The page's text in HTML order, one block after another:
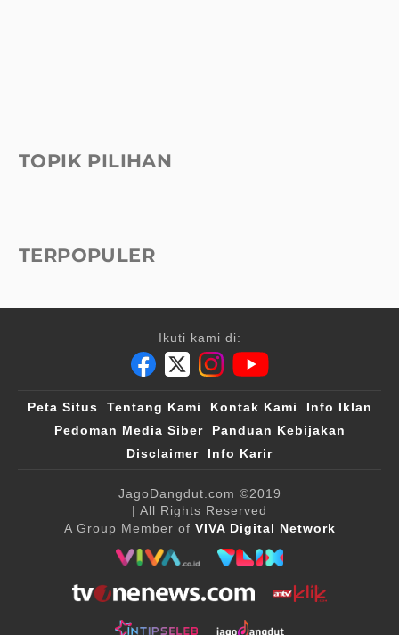
TOPIK PILIHAN
TERPOPULER
Ikuti kami di:
Peta Situs Tentang Kami Kontak Kami
Info Iklan
Pedoman Media Siber
Panduan Kebijakan
Disclaimer
Info Karir
JagoDangdut.com ©2019
| All Rights Reserved
A Group Member of VIVA Digital Network